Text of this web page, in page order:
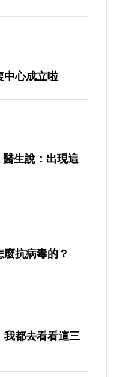
中心成立啦
生說：出現這
抗病毒的？
我都去看看這三